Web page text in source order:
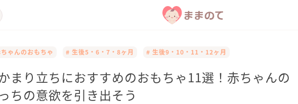
ゃんのおもちゃ # 生後5・6・7・8ヶ月 # 生後9・10・11・12ヶ月
まり立ちにおすすめのおもちゃ11選！赤ちゃんの
ちの意欲を引き出そう